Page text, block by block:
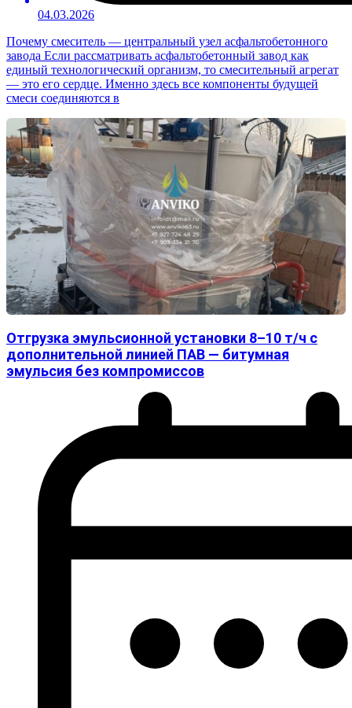
04.03.2026
Почему смеситель — центральный узел асфальтобетонного
завода Если рассматривать асфальтобетонный завод как
единый технологический организм, то смесительный агрегат
— это его сердце. Именно здесь все компоненты будущей
смеси соединяются в
Отгрузка эмульсионной установки 8–10 т/ч с
дополнительной линией ПАВ — битумная
эмульсия без компромиссов